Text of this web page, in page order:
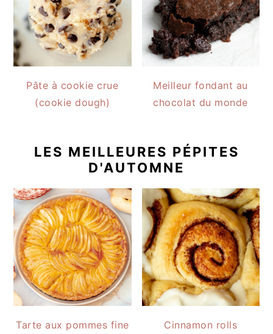
Pâte à cookie crue
(cookie dough)
Meilleur fondant au
chocolat du monde
LES MEILLEURES PÉPITES
D'AUTOMNE
Tarte aux pommes fine
Cinnamon rolls